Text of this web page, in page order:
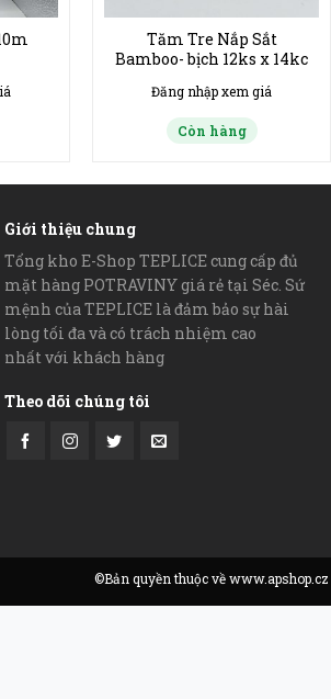
Tăm Tre Nắp Sắt
Bamboo- bịch 12ks x 14kc
Đăng nhập xem giá
Còn hàng
Giới thiệu chung
Tổng kho E-Shop TEPLICE cung cấp đủ
mặt hàng POTRAVINY giá rẻ tại Séc. Sứ
mệnh của TEPLICE là đảm bảo sự hài
lòng tối đa và có trách nhiệm cao
nhất với khách hàng
Theo dõi chúng tôi
©Bản quyền thuộc về www.apshop.cz